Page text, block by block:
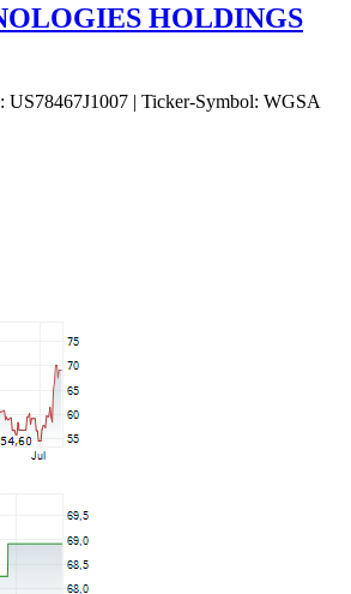
HOLDINGS
US78467J1007 | Ticker-Symbol: WGSA